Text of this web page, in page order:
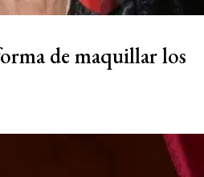
de maquillar los